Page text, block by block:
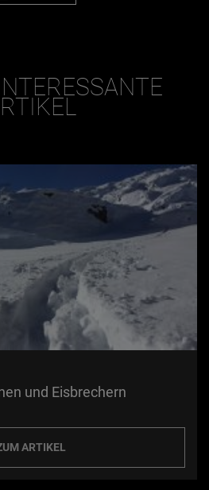
und Eisbrechern
ARTIKEL